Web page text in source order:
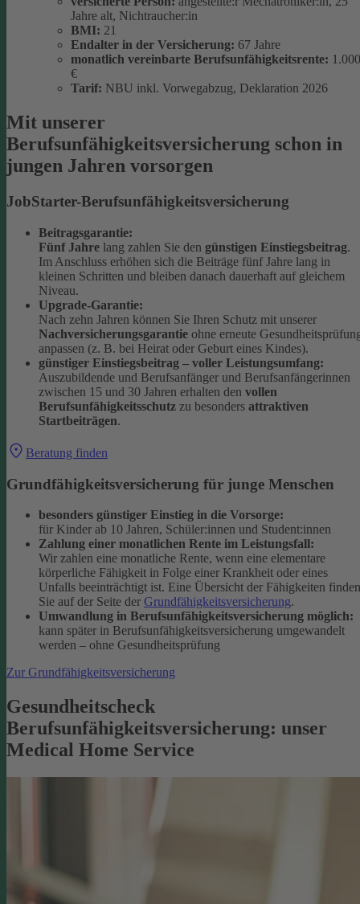
Jahre alt, Nichtraucher:in
BMI: 21
Endalter in der Versicherung: 67 Jahre
monatlich vereinbarte Berufsunfähigkeitsrente: 1.000
€
Tarif: NBU inkl. Vorwegabzug, Deklaration 2026
Mit unserer
Berufsunfähigkeitsversicherung schon in
jungen Jahren vorsorgen
JobStarter-Berufsunfähigkeitsversicherung
Beitragsgarantie:
Fünf Jahre lang zahlen Sie den günstigen Einstiegsbeitrag.
Im Anschluss erhöhen sich die Beiträge fünf Jahre lang in
kleinen Schritten und bleiben danach dauerhaft auf gleichem
Niveau.
Upgrade-Garantie:
Nach zehn Jahren können Sie Ihren Schutz mit unserer
Nachversicherungsgarantie ohne erneute
anpassen (z. B. bei Heirat oder Geburt eines Kindes).
günstiger Einstiegsbeitrag – voller Leistungsumfang:
Auszubildende und Berufsanfänger und Berufsanfängerinnen
zwischen 15 und 30 Jahren erhalten den vollen
Berufsunfähigkeitsschutz zu besonders attraktiven
Startbeiträgen.
Beratung finden
Grundfähigkeitsversicherung für junge Menschen
besonders günstiger Einstieg in die Vorsorge:
für Kinder ab 10 Jahren, Schüler:innen und Student:innen
Zahlung einer monatlichen Rente im Leistungsfall:
Wir zahlen eine monatliche Rente, wenn eine elementare
körperliche Fähigkeit in Folge einer Krankheit oder eines
Unfalls beeinträchtigt ist. Eine Übersicht der Fähigkeiten finden
Sie auf der Seite der Grundfähigkeitsversicherung.
Umwandlung in Berufsunfähigkeitsversicherung möglich:
kann später in Berufsunfähigkeitsversicherung umgewandelt
werden – ohne Gesundheitsprüfung
Zur Grundfähigkeitsversicherung
Gesundheitscheck
Berufsunfähigkeitsversicherung: unser
Medical Home Service